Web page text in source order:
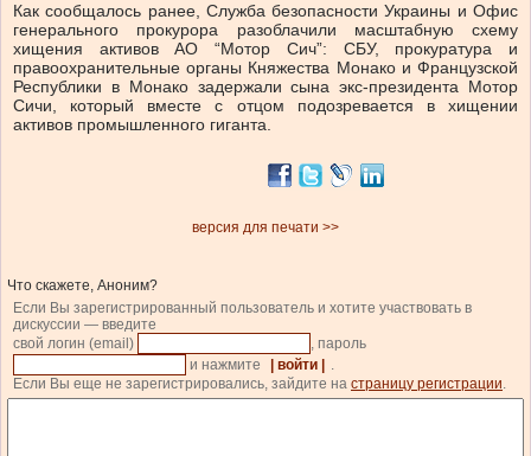
Как сообщалось ранее, Служба безопасности Украины и Офис
генерального прокурора разоблачили масштабную схему
хищения активов АО “Мотор Сич”: СБУ, прокуратура и
правоохранительные органы Княжества Монако и Французской
Республики в Монако задержали сына экс-президента Мотор
Сичи, который вместе с отцом подозревается в хищении
активов промышленного гиганта.
версия для печати >>
Что скажете, Аноним?
Если Вы зарегистрированный пользователь и хотите участвовать в
дискуссии — введите
свой логин (email)
, пароль
и нажмите
| войти |
.
Если Вы еще не зарегистрировались, зайдите на страницу регистрации.